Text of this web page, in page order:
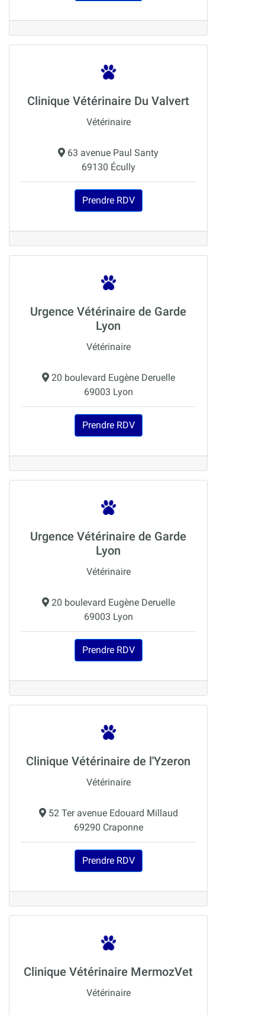
Clinique Vétérinaire Du Valvert
Vétérinaire
63 avenue Paul Santy
69130 Écully
Prendre RDV
Urgence Vétérinaire de Garde
Lyon
Vétérinaire
20 boulevard Eugène Deruelle
69003 Lyon
Prendre RDV
Urgence Vétérinaire de Garde
Lyon
Vétérinaire
20 boulevard Eugène Deruelle
69003 Lyon
Prendre RDV
Clinique Vétérinaire de l'Yzeron
Vétérinaire
52 Ter avenue Edouard Millaud
69290 Craponne
Prendre RDV
Clinique Vétérinaire MermozVet
Vétérinaire